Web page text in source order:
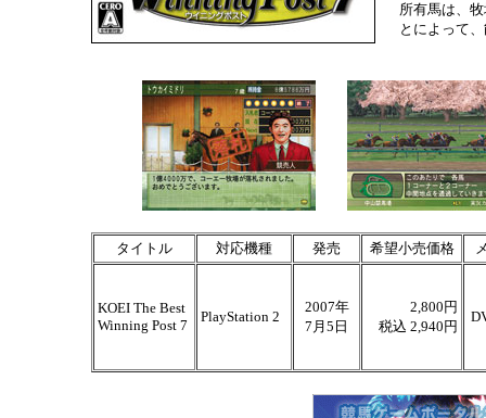
所有馬は、
とによって
タイトル 対応機種 発売 希望小売価格
KOEI The Best
Winning Post 7
PlayStation 2
2007年
7月5日
2,800円
税込 2,940円